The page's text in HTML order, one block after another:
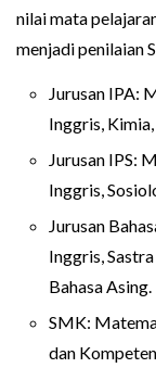
nilai mata
menjadi penilaian
Jurusan IPA:
Inggris,
Jurusan IPS:
Inggris,
Jurusan
Inggris,
Bahasa Asing.
SMK:
dan